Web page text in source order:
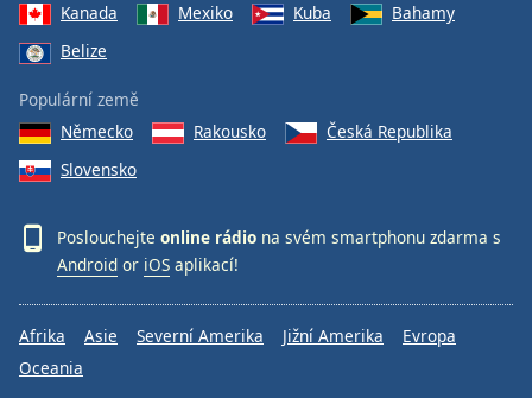
Kanada
Mexiko Kuba
Bahamy
Belize
Populární země
Německo
Rakousko
Česká Republika
Slovensko
Poslouchejte online rádio na svém smartphonu zdarma s
Android or iOS aplikací!
Afrika Asie Severní Amerika Jižní Amerika
Evropa
Oceania